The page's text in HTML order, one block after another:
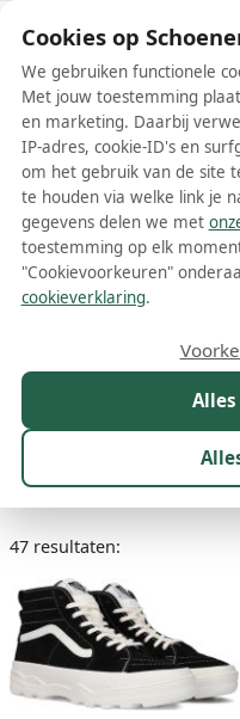
Vans SK8 HI
Op zoek naar de perfecte
duurzaamheid? Zoek niet
waar begrip in de skate- en
om hun ongeëvenaarde
gaat skaten, naar school of
dagje uit geniet, de SK8 HI
voeten comfortabel en
Maat Merk 1
47 resultaten:
Cookies op
We gebruiken functionele
Met jouw toestemming
en marketing. Daarbij
IP-adres, cookie-ID's en
om het gebruik van de site
te houden via welke link je
gegevens delen we met
toestemming op elk
"Cookievoorkeuren"
cookieverklaring.